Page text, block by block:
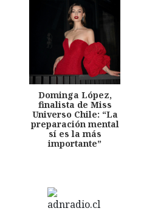
Dominga López,
finalista de Miss
Universo Chile: “La
preparación mental
sí es la más
importante”